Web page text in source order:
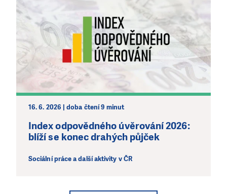
16. 6. 2026 | doba čtení 9 minut
Index odpovědného úvěrování 2026:
blíží se konec drahých půjček
Sociální práce a další aktivity v ČR